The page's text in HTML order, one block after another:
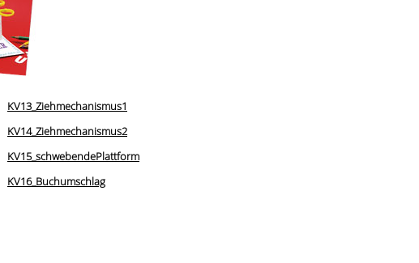
KV13_Ziehmechanismus1
KV14_Ziehmechanismus2
KV15_schwebendePlattform
KV16_Buchumschlag